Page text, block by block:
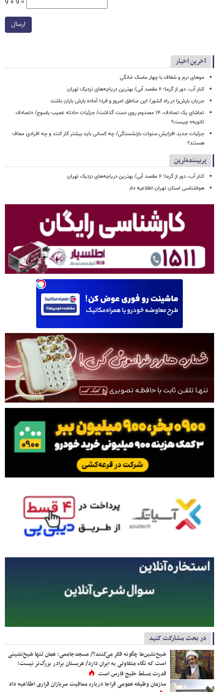
9 + 9 =
ارسال
آخرین اخبار
موهای نرم و شفاف با چهار ماسک خانگی
کنار آب، دور از گرما؛ ۶ مقصد آبی/ بهترین دریاچه‌های نزدیک تهران
جریان بارش‌زا در راه کشور/ این مناطق امروز و فردا آماده بارش باران باشند
تماشای یک تصادف، ۱۴ مصدوم روی دست گذاشت/ جزئیات حادثه عجیب یاسوج/ «تصادف
ثانویه» چیست؟
جزئیات جدید افزایش سنوات بازنشستگی/ چه کسانی باید بیشتر کار کنند و چه افرادی معاف
هستند؟
پربیننده‌ترین
کنار آب، دور از گرما؛ ۶ مقصد آبی/ بهترین دریاچه‌های نزدیک تهران
هواشناسی استان تهران اطلاعیه داد
در بحث مشارکت کنید
شیخ‌نشین‌ها چگونه فکر می‌کنند؟/ مسجدجامعی: عمان تنها شیخ‌نشینی
است که نگاه متفاوتی به ایران دارد/ عربستان برادر بزرگ‌تر نیست؛
قدرت مسلط خلیج فارس است
سازمان وظیفه عمومی فراجا درباره معافیت سربازان فراری اطلاعیه داد